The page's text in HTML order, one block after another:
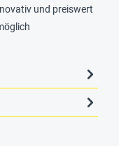
und preiswert